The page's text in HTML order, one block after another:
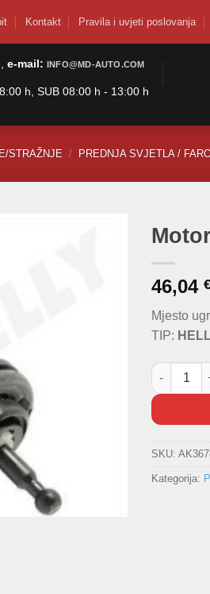
Kontakt Pravila i uvjeti poslovanja
e-mail: INFO@MD-AUTO.COM
h, SUB 08:00 h - 13:00 h
STRAŽNJE / PREDNJA SVJETLA /
46,04
Mjesto
TIP:
Motorić za
SKU:
Kategorija: